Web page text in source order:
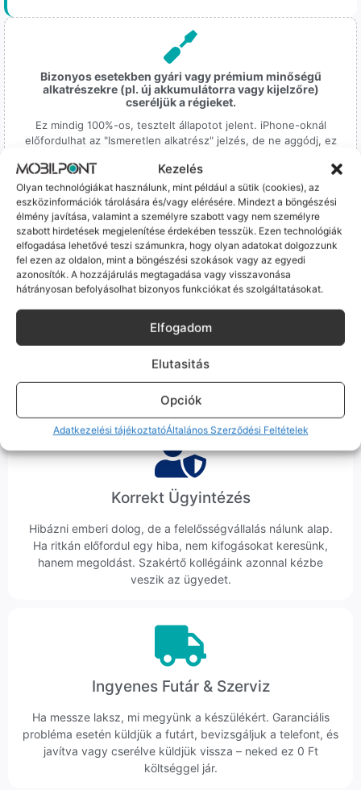
Kezelés
Olyan technológiákat használunk, mint például a sütik (cookies), az
eszközinformációk tárolására és/vagy elérésére. Mindezt a böngészési
élmény javítása, valamint a személyre szabott vagy nem személyre
szabott hirdetések megjelenítése érdekében tesszük. Ezen technológiák
elfogadása lehetővé teszi számunkra, hogy olyan adatokat dolgozzunk
fel ezen az oldalon, mint a böngészési szokások vagy az egyedi
azonosítók. A hozzájárulás megtagadása vagy visszavonása
hátrányosan befolyásolhat bizonyos funkciókat és szolgáltatásokat.
Elfogadom
Elutasitás
Opciók
Adatkezelési tájékoztatóÁltalános Szerződési Feltételek
Bizonyos esetekben gyári vagy prémium minőségű
alkatrészekre (pl. új akkumulátorra vagy kijelzőre)
cseréljük a régieket.
Ez mindig 100%-os, tesztelt állapotot jelent. iPhone-oknál
előfordulhat az "Ismeretlen alkatrész" jelzés, de ne aggódj, ez
tökéletesen és hibátlanul teszi a dolgát! Ha valahol (pl. Samsung
S-széria) a gyárinál rosszabb minőségű az alkatrész, azt a
termékleírásban külön jelezzük neked.
100% Elérhetőség
Sok éve a szegedi piac meghatározó szereplői vagyunk.
Nem egy arctalan webshop vagyunk: ha kérdésed van, élő
Korrekt Ügyintézés
Hibázni emberi dolog, de a felelősségvállalás nálunk alap.
Ha ritkán előfordul egy hiba, nem kifogásokat keresünk,
hanem megoldást. Szakértő kollégáink azonnal kézbe
veszik az ügyedet.
Ingyenes Futár & Szerviz
Ha messze laksz, mi megyünk a készülékért. Garanciális
probléma esetén küldjük a futárt, bevizsgáljuk a telefont, és
javítva vagy cserélve küldjük vissza – neked ez 0 Ft
költséggel jár.